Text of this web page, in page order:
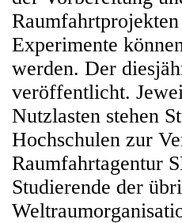
Experimente
werden. Der
veröffentlicht.
Nutzlasten stehen
Hochschulen zur
Raumfahrtagentur
Studierende der